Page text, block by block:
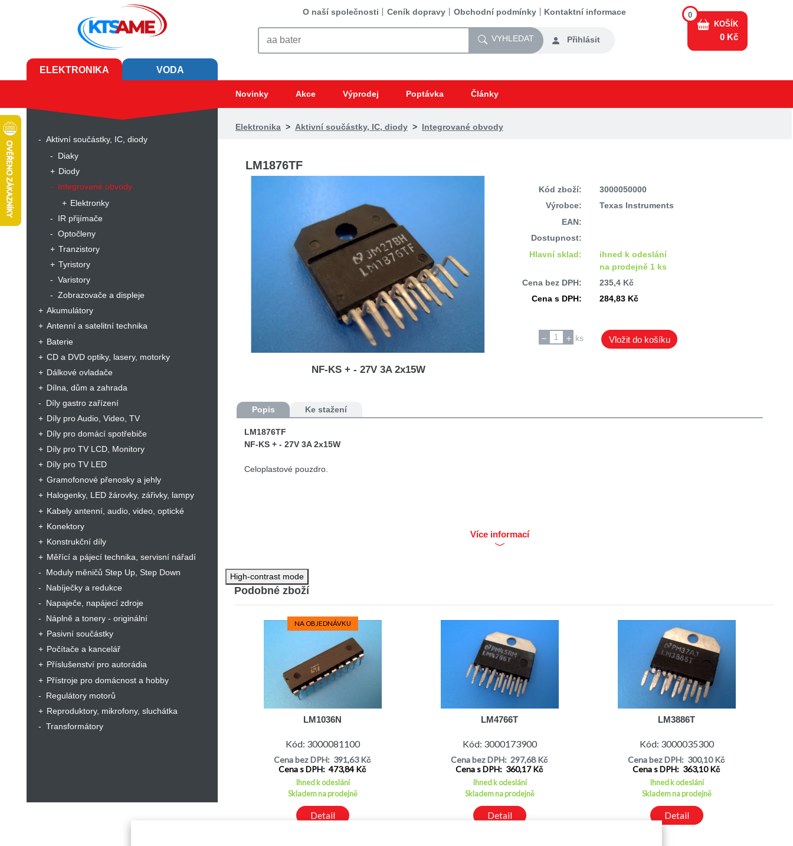
ELEKTRONIKA VODA
O naší společnosti Ceník dopravy Obchodní podmínky Kontaktní informace
Přihlásit
VYHLEDAT
0
KOŠÍK
0 Kč
Novinky Akce Výprodej Poptávka Články
Aktivní součástky, IC, diody
Diaky
Diody
Integrované obvody
Elektronky
IR přijímače
Optočleny
Tranzistory
Tyristory
Varistory
Zobrazovače a displeje
Akumulátory
Antenní a satelitní technika
Baterie
CD a DVD optiky, lasery, motorky
Dálkové ovladače
Dílna, dům a zahrada
Díly gastro zařízení
Díly pro Audio, Video, TV
Díly pro domácí spotřebiče
Díly pro TV LCD, Monitory
Díly pro TV LED
Gramofonové přenosky a jehly
Halogenky, LED žárovky, zářivky, lampy
Kabely antenní, audio, video, optické
Konektory
Konstrukční díly
Měřící a pájecí technika, servisní nářadí
Moduly měničů Step Up, Step Down
Nabíječky a redukce
Napaječe, napájecí zdroje
Náplně a tonery - originální
Pasivní součástky
Počítače a kancelář
Příslušenství pro autorádia
Přístroje pro domácnost a hobby
Regulátory motorů
Reproduktory, mikrofony, sluchátka
Transformátory
Elektronika> Aktivní součástky, IC, diody> Integrované obvody
LM1876TF
NF-KS + - 27V 3A 2x15W
Kód zboží:
3000050000
Výrobce:
Texas Instruments
EAN:
Dostupnost:
Hlavní sklad:
ihned k odeslání
na prodejně 1 ks
Cena bez DPH:
235,4 Kč
Cena s DPH:
284,83 Kč
ks Vložit do košíku
Popis Ke stažení
LM1876TF
NF-KS + - 27V 3A 2x15W
Celoplastové pouzdro.
Více informací
High-contrast mode
Podobné zboží
NA OBJEDNÁVKU
LM1036N
Kód: 3000081100
Cena bez DPH: 391,63 Kč
Cena s DPH: 473,84 Kč
Ihned k odeslání
Skladem na prodejně
Detail
LM4766T
Kód: 3000173900
Cena bez DPH: 297,68 Kč
Cena s DPH: 360,17 Kč
Ihned k odeslání
Skladem na prodejně
Detail
LM3886T
Kód: 3000035300
Cena bez DPH: 300,10 Kč
Cena s DPH: 363,10 Kč
Ihned k odeslání
Skladem na prodejně
Detail